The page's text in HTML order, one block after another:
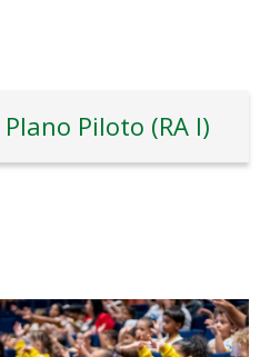
Plano Piloto (RA I)